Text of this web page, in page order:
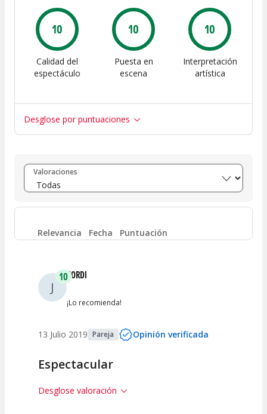
10
Calidad del
espectáculo
10
Puesta en
escena
10
Interpretación
artística
Desglose por puntuaciones
Entre 8 y 10 (3)
Entre 6 y 8 (0)
Entre 4 y 6 0
Entre 0 y 2
Valoraciones
Relevancia Fecha Puntuación
J
10JORDI
¡Lo recomienda!
13 Julio 2019 Pareja Opinión verificada
Espectacular
Desglose valoración